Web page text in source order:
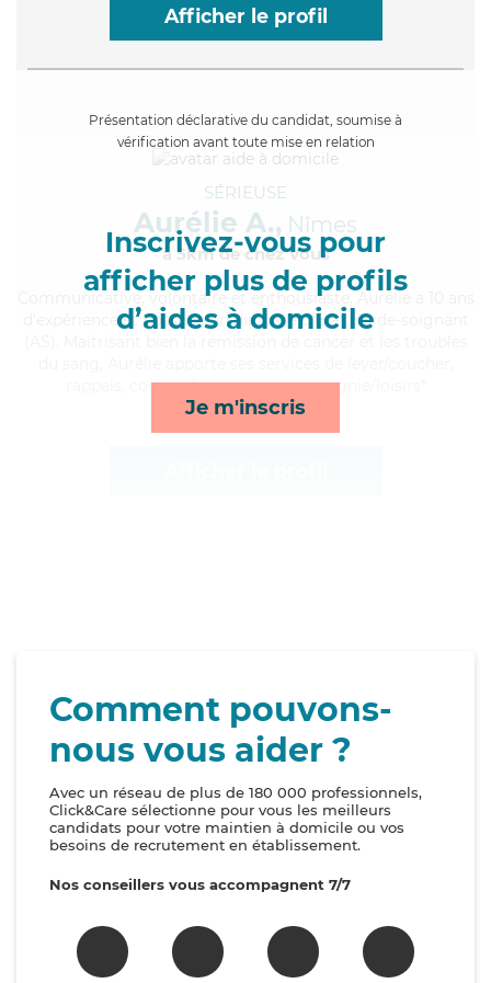
Afficher le profil
Présentation déclarative du candidat, soumise à
vérification avant toute mise en relation
Inscrivez-vous pour
afficher plus de profils
d’aides à domicile
Je m'inscris
SÉRIEUSE
Aurélie A., Nîmes
à 5km de chez Vous
, volontaire et enthousiaste, Aurélie a 10 ans
d'expérience et possède un diplôme d'Etat d'aide-soignant
rappels, courses/livraison et compagnie/loisirs*
Comment pouvons-
nous vous aider ?
Avec un réseau de plus de 180 000 professionnels,
Click&Care sélectionne pour vous les meilleurs
candidats pour votre maintien à domicile ou vos
besoins de recrutement en établissement.
Nos conseillers vous accompagnent 7/7